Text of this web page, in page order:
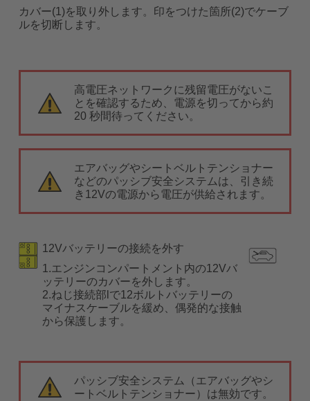
カバー(1)を取り外します。印をつけた箇所(2)でケーブ
ルを切断します。
高電圧ネットワークに残留電圧がないこ
とを確認するため、電源を切ってから約
20 秒間待ってください。
エアバッグやシートベルトテンショナー
などのパッシブ安全システムは、引き続
き12Vの電源から電圧が供給されます。
12Vバッテリーの接続を外す
1.エンジンコンパートメント内の12Vバ
ッテリーのカバーを外します。
2.ねじ接続部lで12ボルトバッテリーの
マイナスケーブルを緩め、偶発的な接触
から保護します。
パッシブ安全システム（エアバッグやシ
ートベルトテンショナー）は無効です。